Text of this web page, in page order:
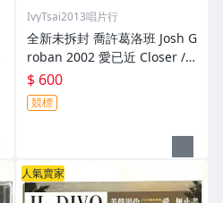
IvyTsai2013唱片行
全新未拆封 喬許葛洛班 Josh G
roban 2002 愛已近 Closer /
華納音樂 台灣版專輯 CD / 附
側標 歌詞 環狀封條
$ 600
競標
人氣賣家